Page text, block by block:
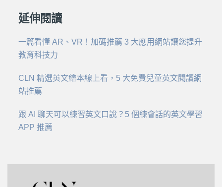
延伸閱讀
一篇看懂 AR、VR！加碼推薦 3 大應用網站讓您提升
教育科技力
CLN 精選英⽂繪本線上看，5 ⼤免費兒童英⽂閱讀網
站推薦
跟 AI 聊天可以練習英文口說？5 個練會話的英文學習
APP 推薦